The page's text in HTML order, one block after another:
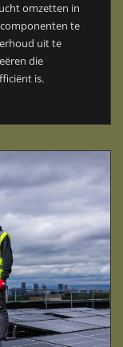
omzetten in
te
uit te
die
is.